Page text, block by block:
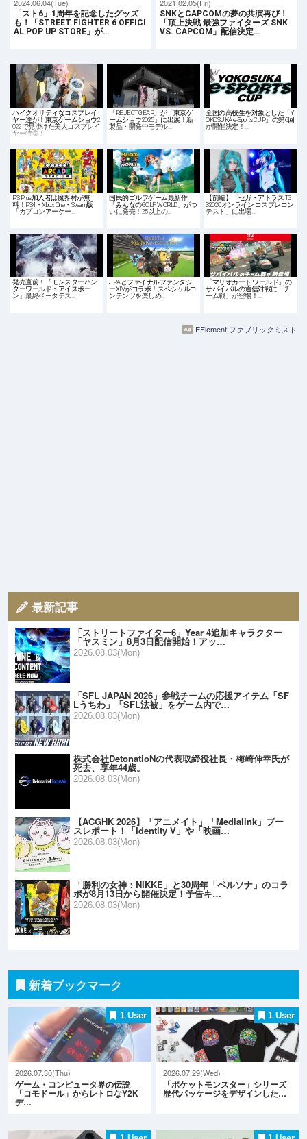
2024.06.04(Tue)
「スト6」1周年を記念したグッズ
も！「STREET FIGHTER 6 OFFICI
AL POP UP STORE」が…
2021.02.05(Fri)
SNKとCAPCOMの夢の共演再び！
「頂上決戦 最強ファイターズ SNK
VS. CAPCOM」配信決定…
ハイクオリティなコスプレイ
ヤー達が！東京ゲームショウ2
022で見掛けた美人コスプレイ
ヤー特集！
「REJECT GEAR」が「東京ゲ
ームショウ2025」に出展！新
製品・開発中モデル…
全国の高校生を対象とした「Y
OKOSUKA e-Sports CUP」の第6回
が開催決定！…
PS Plus加入者は魔界村が無
料！PS4・Xbox One・Steam版
「カプコンアーケー…
国民的ゴルフゲーム最新作
「みんなのGOLF WORLD」がつ
いに発売！25以上の…
【前編】「セガ・アトラス TG
S2020オンライン コスプレコン
テスト」に出場…
発売直前！「モンスターハン
ターワールド：アイスボー
ン」最終ベータテス…
JRAとファイナルファンタジ
ーXIVがコラボ！スペシャルコ
ンテンツを楽しめ…
「マリオカート ワールド」の
サバイバルの通信対戦に「チ
ーム戦」が登場！…
EFlement ファブリックミスト
最新記事
「ストリートファイター6」Year 4追加キャラクター
「ヤスミン」8月3日配信開始！アッ…
2026.08.03(Mon)
「SFL JAPAN 2026」参戦チームの応援アイテム「SF
Lうちわ」「SFL法被」をゲーム内で…
2026.08.03(Mon)
株式会社DetonatioNの代表取締役社長・梅崎伸幸氏が
死去、享年44歳。
2026.08.03(Mon)
【ACGHK 2026】「アニメイト」「Medialink」ブー
スレポート！「Identity V」や「映画…
2026.08.03(Mon)
「勝利の女神：NIKKE」と30周年「ペルソナ」のコラ
ボが8月13日から開催決定！予告キ…
2026.08.03(Mon)
新着ブックマーク
1 User
2026.07.30(Thu)
ゲーム・コンピュータ界の伝説
「コモドール」からレトロなY2K
デ…
1 User
2026.07.29(Wed)
「ポケットモンスター」シリーズ
歴代パッケージをデザインした…